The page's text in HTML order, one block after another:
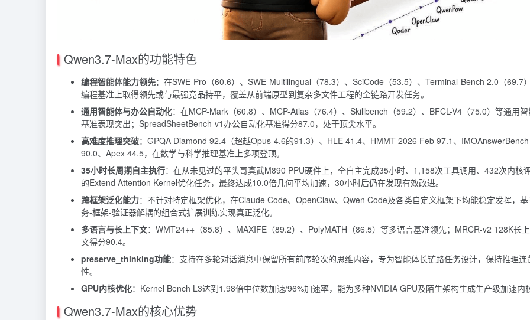
Qwen3.7-Max的功能特色
编程智能体能力领先：在SWE-Pro（60.6）、SWE-Multilingual（78.3）、SciCode（53.5）、Terminal-Bench 2.0（69.7
编程基准上取得领先或与最强竞品持平，覆盖从前端原型到复杂多文件工程的全链路开发任务。
通用智能体与办公自动化：在MCP-Mark（60.8）、MCP-Atlas（76.4）、Skillbench（59.2）、BFCL-V4（75.0）等通用
基准表现突出；SpreadSheetBench-v1办公自动化基准得分87.0，处于顶尖水平。
高难度推理突破：GPQA Diamond 92.4（超越Opus-4.6的91.3）、HLE 41.4、HMMT 2026 Feb 97.1、IMOAnswerBench
90.0、Apex 44.5，在数学与科学推理基准上多项登顶。
35小时长周期自主执行：在从未见过的平头哥真武M890 PPU硬件上，全自主完成35小时、1,158次工具调用、432次内核
的Extend Attention Kernel优化任务，最终达成10.0倍几何平均加速，30小时后仍在发现有效改进。
跨框架泛化能力：不针对特定框架优化，在Claude Code、OpenClaw、Qwen Code及各类自定义框架下均能稳定发挥，
务-框架-验证器解耦的组合式扩展训练实现真正泛化。
多语言与长上下文：WMT24++（85.8）、MAXIFE（89.2）、PolyMATH（86.5）等多语言基准领先；MRCR-v2 128K长
文得分90.4。
preserve_thinking功能：支持在多轮对话消息中保留所有前序轮次的思维内容，专为智能体长链路任务设计，保持推理连
性。
GPU内核优化：Kernel Bench L3达到1.98倍中位数加速/96%加速率，能为多种NVIDIA GPU及陌生架构生成生产级加速内
Qwen3.7-Max的核心优势